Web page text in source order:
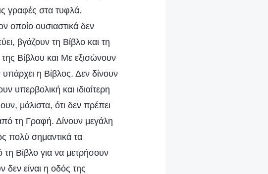
γραφές στα τυφλά.
οποίο ουσιαστικά δεν
βγάζουν τη Βίβλο και τη
Βίβλου και Με εξισώνουν
η Βίβλος. Δεν δίνουν
υπερβολική και ιδιαίτερη
μάλιστα, ότι δεν πρέπει
τη Γραφή. Δίνουν μεγάλη
πολύ σημαντικά τα
τη Βίβλο για να μετρήσουν
είναι η οδός της